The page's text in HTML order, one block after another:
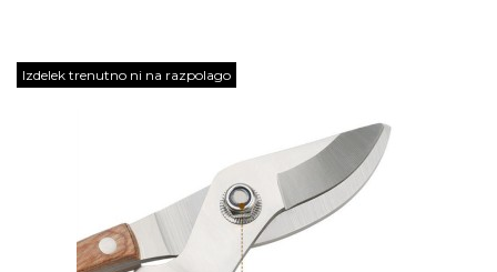
Izdelek trenutno ni na razpolago